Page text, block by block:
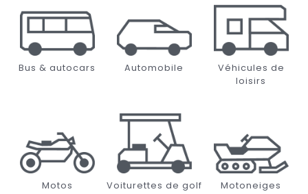
Bus & autocars Automobile
Véhicules de
loisirs
Motos Voiturettes de golf Motoneiges